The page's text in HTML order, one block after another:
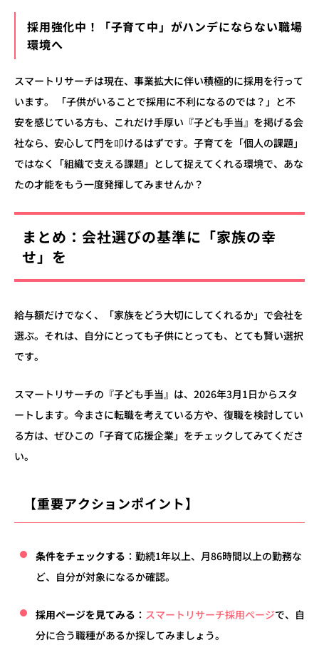
採用強化中！「子育て中」がハンデにならない職場
環境へ
スマートリサーチは現在、事業拡大に伴い積極的に採用を行って
います。 「子供がいることで採用に不利になるのでは？」と不
安を感じている方も、これだけ手厚い『子ども手当』を掲げる会
社なら、安心して門を叩けるはずです。子育てを「個人の課題」
ではなく「組織で支える課題」として捉えてくれる環境で、あな
たの才能をもう一度発揮してみませんか？
まとめ：会社選びの基準に「家族の幸
せ」を
給与額だけでなく、「家族をどう大切にしてくれるか」で会社を
選ぶ。それは、自分にとっても子供にとっても、とても賢い選択
です。
スマートリサーチの『子ども手当』は、2026年3月1日からスタ
ートします。今まさに転職を考えている方や、復職を検討してい
る方は、ぜひこの「子育て応援企業」をチェックしてみてくださ
い。
【重要アクションポイント】
条件をチェックする ：勤続1年以上、月86時間以上の勤務な
ど、自分が対象になるか確認。
採用ページを見てみる ： スマートリサーチ採用ページで、自
分に合う職種があるか探してみましょう。